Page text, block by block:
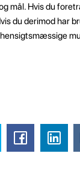
mål. Hvis du
du derimod har